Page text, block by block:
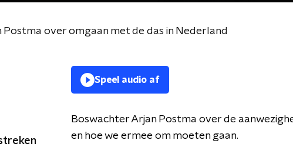
Postma over omgaan met de das in Nederland
Speel audio af
Boswachter Arjan Postma over de
en hoe we ermee om moeten gaan.